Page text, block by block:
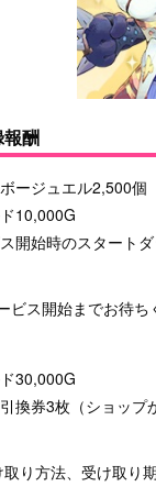
酬
ージュエル2,500個
10,000G
開始時のスタート
ビス開始までお待
30,000G
換券3枚（ショップ
り方法、受け取り